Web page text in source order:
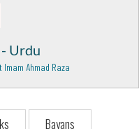
Ullah Alaih
Anhu
Abu Bakr Siddiq (Radi
Urdu
Ahmad Raza
Bayans